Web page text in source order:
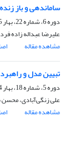
ساماندهی و باز
دوره 6، شماره 22، بهار 1395، صفحه
علیرضا عبداله زاده
مشاهده مقاله
تبیین مدل و
دوره 5، شماره 18، بهار 1394، صفحه
علی زنگی‌آبادی،
مشاهده مقاله